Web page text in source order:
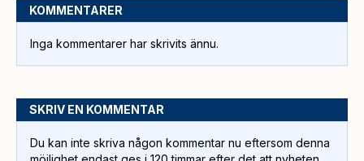
KOMMENTARER
Inga kommentarer har skrivits ännu.
SKRIV EN KOMMENTAR
Du kan inte skriva någon kommentar nu eftersom denna